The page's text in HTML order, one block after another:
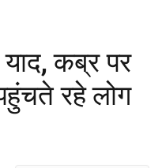
कब्र पर
रहे लोग